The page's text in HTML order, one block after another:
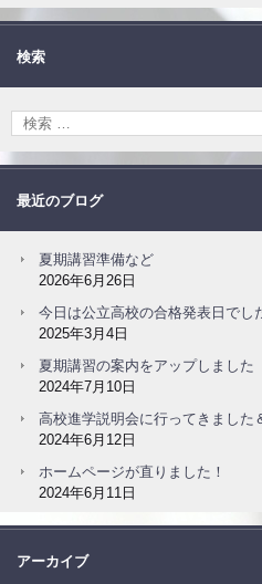
検索
最近のブログ
夏期講習準備など
2026年6月26日
今日は公立高校の合格発表日でし
2025年3月4日
夏期講習の案内をアップしました
2024年7月10日
高校進学説明会に行ってきました
2024年6月12日
ホームページが直りました！
2024年6月11日
アーカイブ